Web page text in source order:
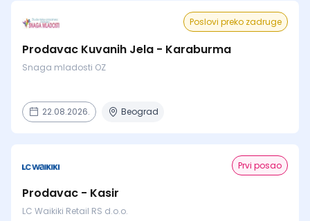
Poslovi preko zadruge
Prodavac Kuvanih Jela - Karaburma
Snaga mladosti OZ
22.08.2026. Beograd
Prvi posao
Prodavac - Kasir
LC Waikiki Retail RS d.o.o.